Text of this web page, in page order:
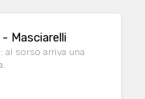
Masciarelli
sorso arriva una